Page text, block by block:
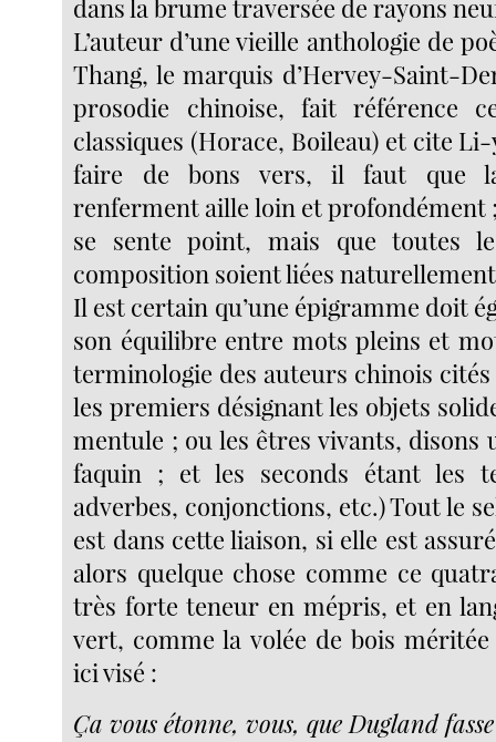
dans la brume traversée de rayons
L’auteur d’une vieille anthologie de
Thang, le marquis d’Hervey-Saint-
prosodie chinoise, fait référence
classiques (Horace, Boileau) et cite
faire de bons vers, il faut que la
renferment aille loin et profondément
se sente point, mais que toutes
composition soient liées
Il est certain qu’une épigramme doit
son équilibre entre mots pleins et
terminologie des auteurs chinois
les premiers désignant les objets
mentule ; ou les êtres vivants, disons
faquin ; et les seconds étant les
adverbes, conjonctions, etc.) Tout le
est dans cette liaison, si elle est
alors quelque chose comme ce
très forte teneur en mépris, et en
vert, comme la volée de bois
ici visé :
Ça vous étonne, vous, que Dugland